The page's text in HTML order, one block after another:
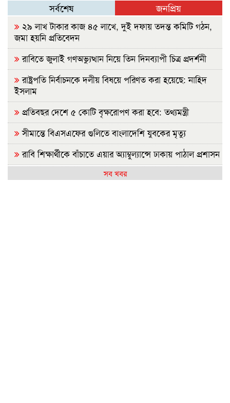
সর্বশেষ জনপ্রিয়
২৯ লাখ টাকার কাজ ৪৫ লাখে, দুই দফায় তদন্ত কমিটি গঠন,
জমা হয়নি প্রতিবেদন
রাবিতে জুলাই গণঅভ্যুত্থান নিয়ে তিন দিনব্যাপী চিত্র প্রদর্শনী
রাষ্ট্রপতি নির্বাচনকে দলীয় বিষয়ে পরিণত করা হয়েছে: নাহিদ
ইসলাম
প্রতিবছর দেশে ৫ কোটি বৃক্ষরোপণ করা হবে: তথ্যমন্ত্রী
সীমান্তে বিএসএফের গুলিতে বাংলাদেশি যুবকের মৃত্যু
রাবি শিক্ষার্থীকে বাঁচাতে এয়ার অ্যাম্বুল্যান্সে ঢাকায় পাঠাল প্রশাসন
আগামীকাল এসএসসির ফল প্রকাশ, যেভাবে জানবেন
সব খবর